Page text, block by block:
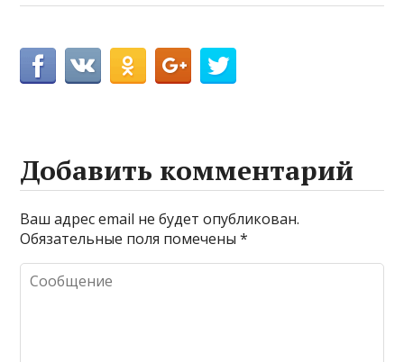
Добавить комментарий
Ваш адрес email не будет опубликован.
Обязательные поля помечены*